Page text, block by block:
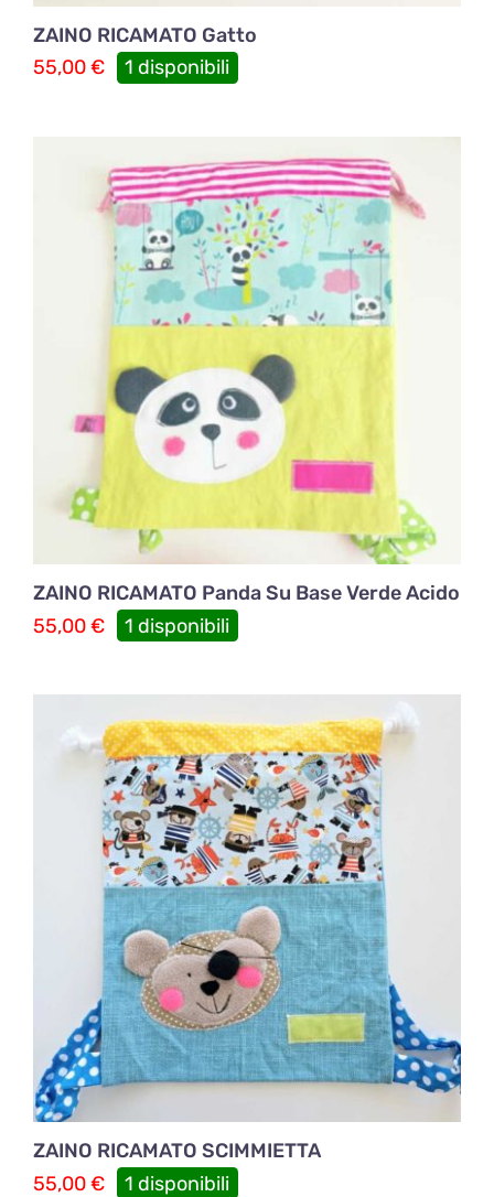
ZAINO RICAMATO Gatto
55,00€ 1 disponibili
ZAINO RICAMATO Panda Su Base Verde Acido
55,00€ 1 disponibili
ZAINO RICAMATO SCIMMIETTA
55,00€ 1 disponibili